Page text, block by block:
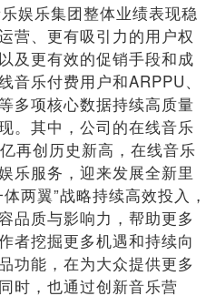
娱乐集团整体业绩表现稳
营、更有吸引力的用户权
及更有效的促销手段和成
音乐付费用户和ARPPU、
多项核心数据持续高质量
。其中，公司的在线音乐
再创历史新高，在线音乐
乐服务，迎来发展全新里
两翼”战略持续高效投入，
品质与影响力，帮助更多
者挖掘更多机遇和持续向
功能，在为大众提供更多
时，也通过创新音乐营